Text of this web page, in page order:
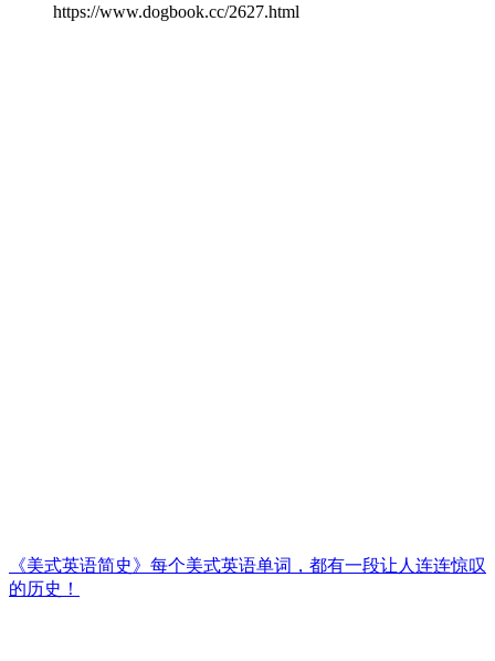
https://www.dogbook.cc/2627.html
《美式英语简史》每个美式英语单词，都有一段让人连连惊叹
的历史！